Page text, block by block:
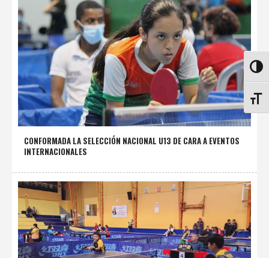
CONFORMADA LA SELECCIÓN NACIONAL U13 DE CARA A EVENTOS
INTERNACIONALES